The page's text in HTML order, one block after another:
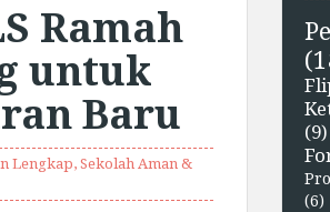
Ramah
untuk
Baru
Lengkap, Sekolah Aman &
(9)
(6)